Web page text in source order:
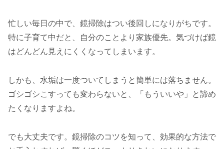
忙しい毎日の中で、鏡掃除はつい後回しになりがちです。
特に子育て中だと、自分のことより家族優先。気づけば鏡
はどんどん見えにくくなってしまいます。
しかも、水垢は一度ついてしまうと簡単には落ちません。
ゴシゴシこすっても変わらないと、「もういいや」と諦め
たくなりますよね。
でも大丈夫です。鏡掃除のコツを知って、効果的な方法で